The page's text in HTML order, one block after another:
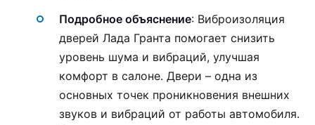
Подробное объяснение: Виброизоляция
дверей Лада Гранта помогает снизить
уровень шума и вибраций, улучшая
комфорт в салоне. Двери – одна из
основных точек проникновения внешних
звуков и вибраций от работы автомобиля.